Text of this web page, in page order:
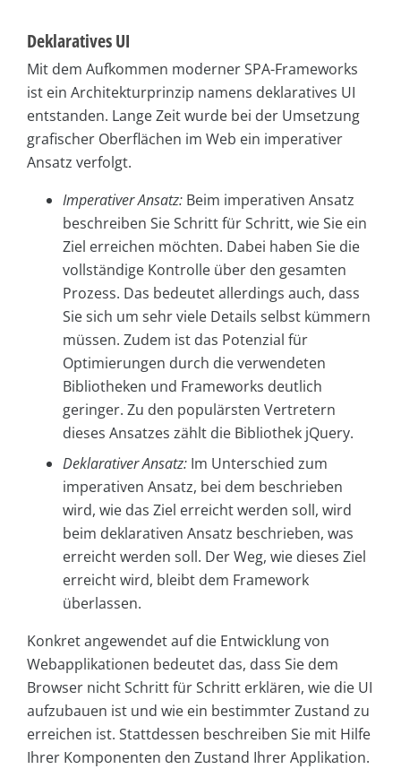
Deklaratives UI
Mit dem Aufkommen moderner SPA-Frameworks
ist ein Architekturprinzip namens deklaratives UI
entstanden. Lange Zeit wurde bei der Umsetzung
grafischer Oberflächen im Web ein imperativer
Ansatz verfolgt.
Imperativer Ansatz: Beim imperativen Ansatz
beschreiben Sie Schritt für Schritt, wie Sie ein
Ziel erreichen möchten. Dabei haben Sie die
vollständige Kontrolle über den gesamten
Prozess. Das bedeutet allerdings auch, dass
Sie sich um sehr viele Details selbst kümmern
müssen. Zudem ist das Potenzial für
Optimierungen durch die verwendeten
Bibliotheken und Frameworks deutlich
geringer. Zu den populärsten Vertretern
dieses Ansatzes zählt die Bibliothek jQuery.
Deklarativer Ansatz: Im Unterschied zum
imperativen Ansatz, bei dem beschrieben
wird, wie das Ziel erreicht werden soll, wird
beim deklarativen Ansatz beschrieben, was
erreicht werden soll. Der Weg, wie dieses Ziel
erreicht wird, bleibt dem Framework
überlassen.
Konkret angewendet auf die Entwicklung von
Webapplikationen bedeutet das, dass Sie dem
Browser nicht Schritt für Schritt erklären, wie die UI
aufzubauen ist und wie ein bestimmter Zustand zu
erreichen ist. Stattdessen beschreiben Sie mit Hilfe
Ihrer Komponenten den Zustand Ihrer Applikation.